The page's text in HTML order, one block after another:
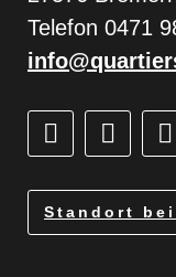
Telefon 0471
Standort